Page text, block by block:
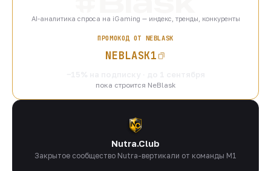
AI-аналитика спроса на iGaming — индекс, тренды, конкуренты
ПРОМОКОД ОТ NEBLASK
NEBLASK1
пока строится NeBlask
Nutra.Club
Закрытое сообщество Nutra-вертикали от команды M1